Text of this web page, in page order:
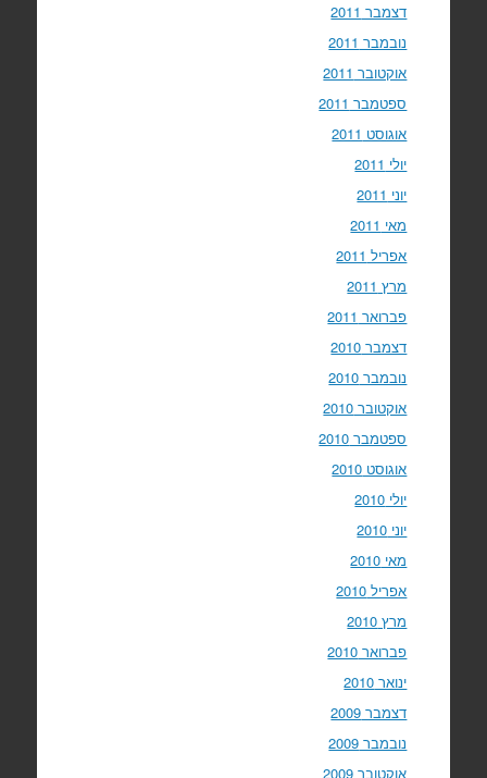
דצמבר 2011
נובמבר 2011
אוקטובר 2011
ספטמבר 2011
אוגוסט 2011
יולי 2011
יוני 2011
מאי 2011
אפריל 2011
מרץ 2011
פברואר 2011
דצמבר 2010
נובמבר 2010
אוקטובר 2010
ספטמבר 2010
אוגוסט 2010
יולי 2010
יוני 2010
מאי 2010
אפריל 2010
מרץ 2010
פברואר 2010
ינואר 2010
דצמבר 2009
נובמבר 2009
אוקטובר 2009